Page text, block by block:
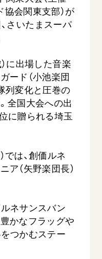
動画
会関東支部）が
さいたまスーパ
に出場した音楽
ード（小池楽団
列変化と圧巻の
全国大会への出
に贈られる埼玉
では、創価ルネ
ア（矢野楽団長）
ネサンスバン
かなフラッグや
つかむステー